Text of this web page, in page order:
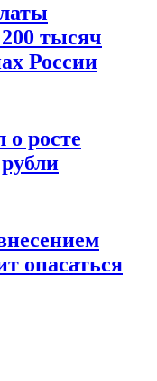
тысяч
России
росте
опасаться